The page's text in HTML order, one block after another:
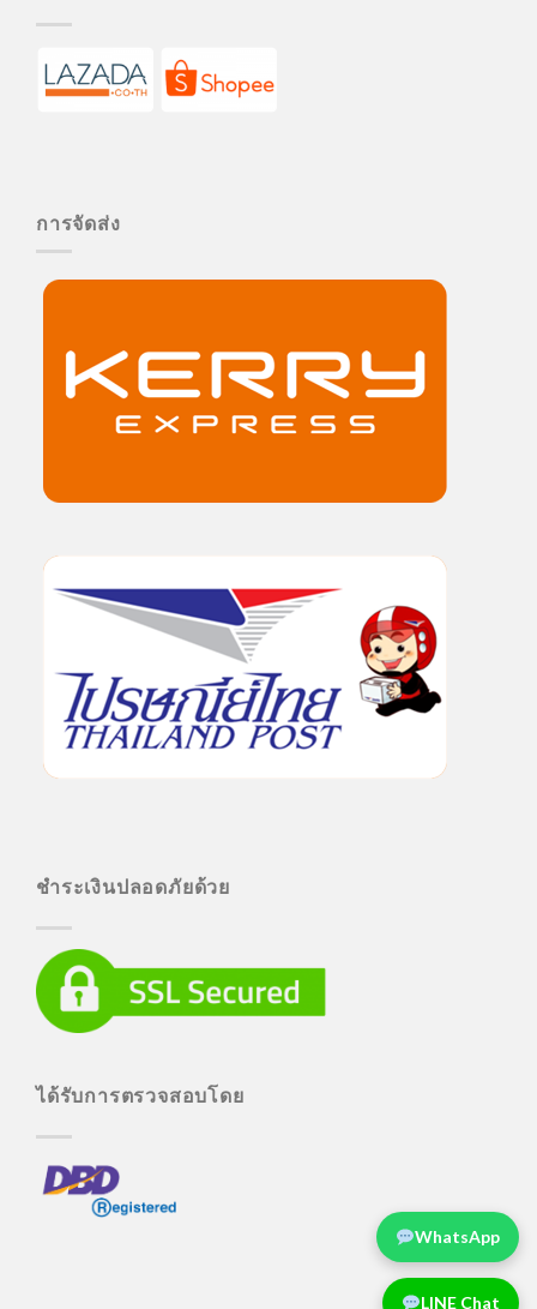
การจัดส่ง
ชำระเงินปลอดภัยด้วย
ได้รับการตรวจสอบโดย
LINE Chat
WhatsApp